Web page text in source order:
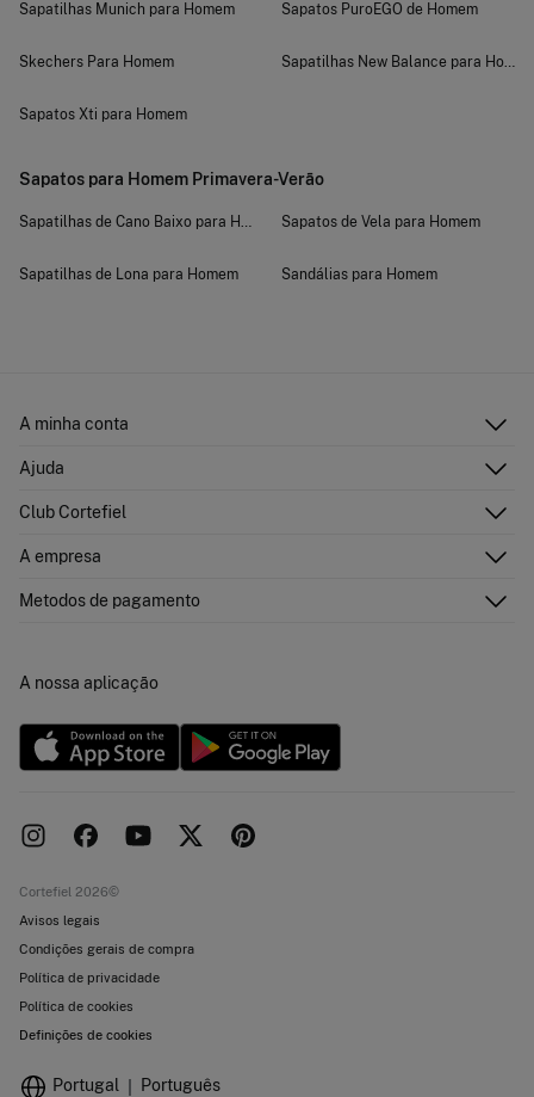
Sapatilhas Munich para Homem
Skechers Para Homem
Sapatos Xti para Homem
Sapatos PuroEGO de Homem
Sapatilhas New Balance para
Sapatos para Homem Primavera-Verão
Sapatilhas de Cano Baixo para Homem
Sapatilhas de Lona para Homem
Sapatos de Vela para Homem
Sandálias para Homem
A minha conta
Direções de envio
Cartão Presente Online
Cartão de pagamento
Ajuda
Perguntas frequentes
Trocas, devoluções e desistência
Club Cortefiel
A empresa
Trabalha connosco
Metodos de pagamento
A nossa aplicação
Cortefiel 2026©
Avisos legais
Condições gerais de compra
Política de privacidade
Política de cookies
Definições de cookies
Portugal Português